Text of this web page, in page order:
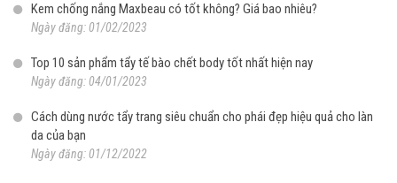
Kem chống nắng Maxbeau có tốt không? Giá bao nhiêu?
Ngày đăng: 01/02/2023
Top 10 sản phẩm tẩy tế bào chết body tốt nhất hiện nay
Ngày đăng: 04/01/2023
Cách dùng nước tẩy trang siêu chuẩn cho phái đẹp hiệu quả cho làn
da của bạn
Ngày đăng: 01/12/2022